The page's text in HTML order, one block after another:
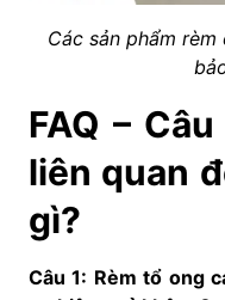
Các sản phẩm
FAQ –
liên quan
gì?
Câu 1: Rèm tổ ong